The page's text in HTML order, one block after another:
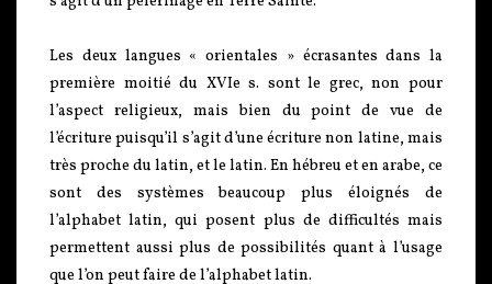
Les deux langues « orientales » écrasantes dans la
première moitié du XVIe s. sont le grec, non pour
l’aspect religieux, mais bien du point de vue de
l’écriture puisqu’il s’agit d’une écriture non latine, mais
très proche du latin, et le latin. En hébreu et en arabe, ce
sont des systèmes beaucoup plus éloignés de
l’alphabet latin, qui posent plus de difficultés mais
permettent aussi plus de possibilités quant à l’usage
que l’on peut faire de l’alphabet latin.